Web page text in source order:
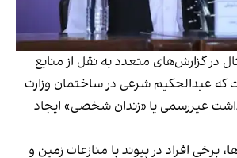
در گزارش‌های متعدد به نقل از منابع
که عبدالحکیم شرعی در ساختمان وزارت
غیررسمی یا «زندان شخصی» ایجاد
برخی افراد در پیوند با منازعات زمین و